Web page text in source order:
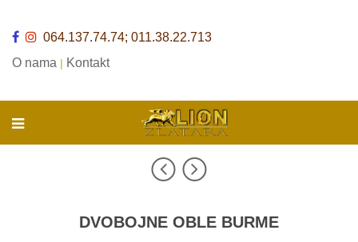
064.137.74.74; 011.38.22.713
O nama | Kontakt
DVOBOJNE OBLE BURME